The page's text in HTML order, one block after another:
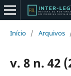
Início / Arquivos
v. 8 n. 42